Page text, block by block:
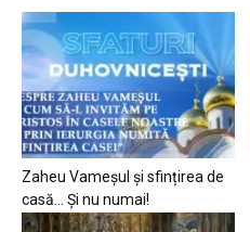
Zaheu Vameșul și sfințirea de
casă… Și nu numai!